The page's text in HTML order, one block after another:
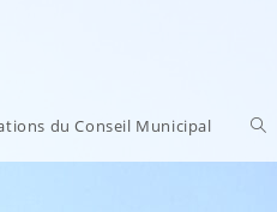
du Conseil Municipal